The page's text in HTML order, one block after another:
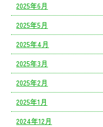
2025年6月
2025年5月
2025年4月
2025年3月
2025年2月
2025年1月
2024年12月